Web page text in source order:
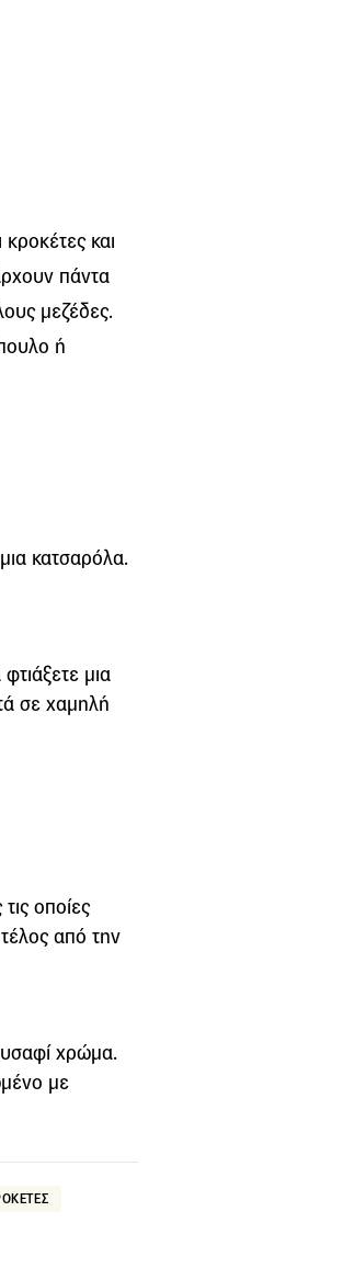
και
πάντα
μεζέδες.
ή
κατσαρόλα.
μια
σε χαμηλή
οποίες
από την
χρώμα.
με